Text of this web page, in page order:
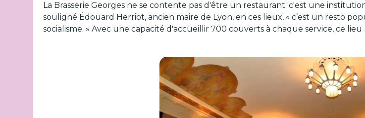
La Brasserie Georges ne se contente pas d'être un restaurant; c'est une
souligné Édouard Herriot, ancien maire de Lyon, en ces lieux, « c’est un resto
socialisme. » Avec une capacité d'accueillir 700 couverts à chaque service, ce